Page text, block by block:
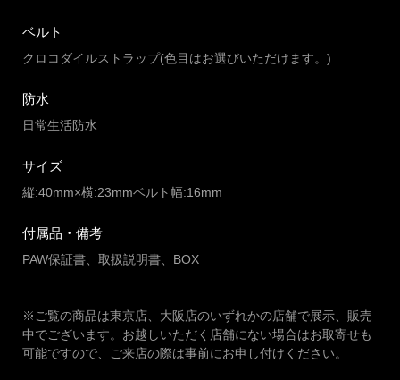
ベルト
クロコダイルストラップ(色目はお選びいただけます。)
防水
日常生活防水
サイズ
縦:40mm×横:23mmベルト幅:16mm
付属品・備考
PAW保証書、取扱説明書、BOX
※ご覧の商品は東京店、大阪店のいずれかの店舗で展示、販売
中でございます。お越しいただく店舗にない場合はお取寄せも
可能ですので、ご来店の際は事前にお申し付けください。